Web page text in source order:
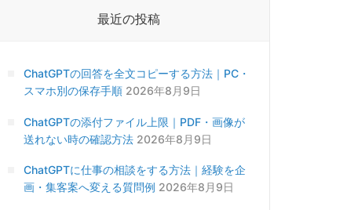
最近の投稿
ChatGPTの回答を全文コピーする方法｜PC・
スマホ別の保存手順 2026年8月9日
ChatGPTの添付ファイル上限｜PDF・画像が
送れない時の確認方法 2026年8月9日
ChatGPTに仕事の相談をする方法｜経験を企
画・集客案へ変える質問例 2026年8月9日